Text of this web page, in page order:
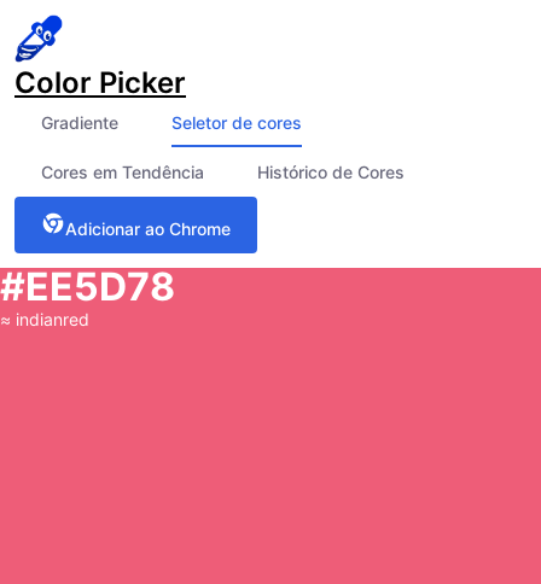
Color Picker
Gradiente Seletor de cores
Cores em Tendência Histórico de Cores
Adicionar ao Chrome
#EE5D78
≈ indianred